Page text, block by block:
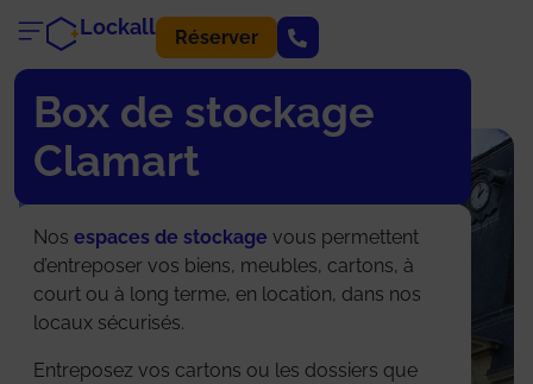
Lockall Réserver
Box de stockage
Clamart
Nos espaces de stockage vous permettent
d’entreposer vos biens, meubles, cartons, à
court ou à long terme, en location, dans nos
locaux sécurisés.
Entreposez vos cartons ou les dossiers que